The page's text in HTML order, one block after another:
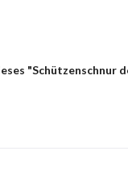
"Schützenschnur